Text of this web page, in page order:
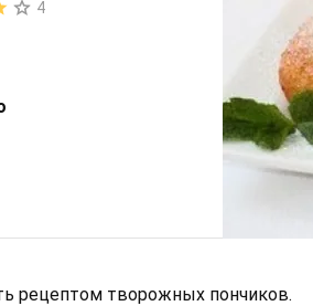
4
рецептом творожных пончиков.